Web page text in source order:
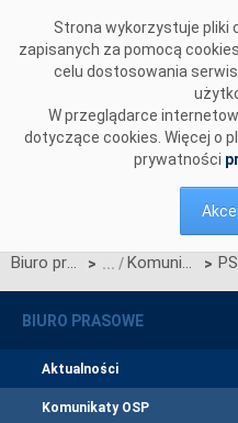
Strona wykorzystuje pliki
zapisanych za pomocą
celu dostosowania
W przeglądarce
dotyczące cookies. Więcej o
prywatności
Biuro prasowe > Komunikaty OSP >
BIURO PRASOWE
Aktualności
Komunikaty OSP